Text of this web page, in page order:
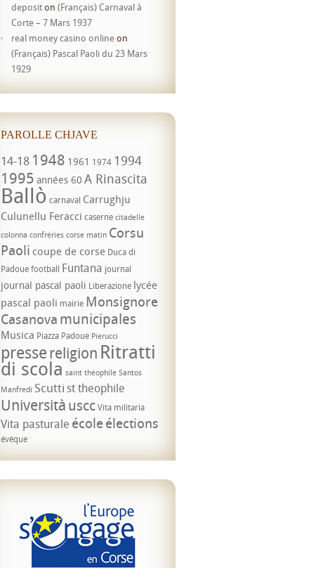
depositon (Français) Carnaval à
Corte – 7 Mars 1937
real money casino onlineon
(Français) Pascal Paoli du 23 Mars
1929
PAROLLE CHJAVE
14-18 1948 1961 1974 1994
1995 années 60 A Rinascita
Ballò carnaval Carrughju
Culunellu Feracci caserne citadelle
colonna confréries corse matin Corsu
Paoli coupe de corse Duca di
Padouefootball Funtana journal
journal pascal paoli Liberazione lycée
pascal paoli mairie Monsignore
Casanova municipales
Musica Piazza Padoue Pierucci
pressereligion Ritratti
di scola saint théophile Santos
Manfredi Scuttist theophile
UniversitàusccVita militaria
Vita pasturale écoleélections
évêque